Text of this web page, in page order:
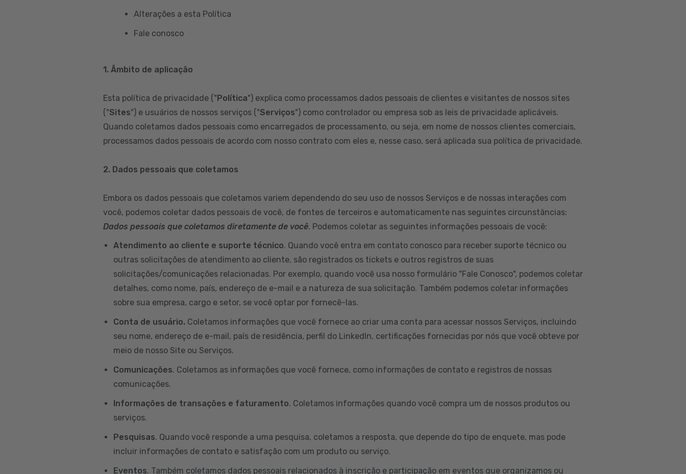
Alterações a esta Política
Fale conosco
1. Âmbito de aplicação
Esta política de privacidade ("Política") explica como processamos dados pessoais de clientes e visitantes de nossos sites
("Sites") e usuários de nossos serviços ("Serviços") como controlador ou empresa sob as leis de privacidade aplicáveis.
Quando coletamos dados pessoais como encarregados de processamento, ou seja, em nome de nossos clientes comerciais,
processamos dados pessoais de acordo com nosso contrato com eles e, nesse caso, será aplicada sua política de privacidade.
2. Dados pessoais que coletamos
Embora os dados pessoais que coletamos variem dependendo do seu uso de nossos Serviços e de nossas interações com
você, podemos coletar dados pessoais de você, de fontes de terceiros e automaticamente nas seguintes circunstâncias:
Dados pessoais que coletamos diretamente de você. Podemos coletar as seguintes informações pessoais de você:
Atendimento ao cliente e suporte técnico. Quando você entra em contato conosco para receber suporte técnico ou
outras solicitações de atendimento ao cliente, são registrados os tickets e outros registros de suas
solicitações/comunicações relacionadas. Por exemplo, quando você usa nosso formulário "Fale Conosco", podemos coletar
detalhes, como nome, país, endereço de e-mail e a natureza de sua solicitação. Também podemos coletar informações
sobre sua empresa, cargo e setor, se você optar por fornecê-las.
Conta de usuário. Coletamos informações que você fornece ao criar uma conta para acessar nossos Serviços, incluindo
seu nome, endereço de e-mail, país de residência, perfil do LinkedIn, certificações fornecidas por nós que você obteve por
meio de nosso Site ou Serviços.
Comunicações. Coletamos as informações que você fornece, como informações de contato e registros de nossas
comunicações.
Informações de transações e faturamento. Coletamos informações quando você compra um de nossos produtos ou
serviços.
Pesquisas. Quando você responde a uma pesquisa, coletamos a resposta, que depende do tipo de enquete, mas pode
incluir informações de contato e satisfação com um produto ou serviço.
Eventos. Também coletamos dados pessoais relacionados à inscrição e participação em eventos que organizamos ou